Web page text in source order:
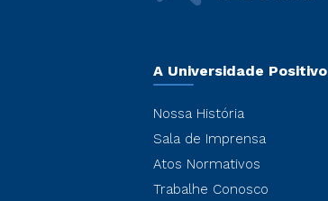
A Universidade Positivo
Nossa História
Sala de Imprensa
Atos Normativos
Trabalhe Conosco